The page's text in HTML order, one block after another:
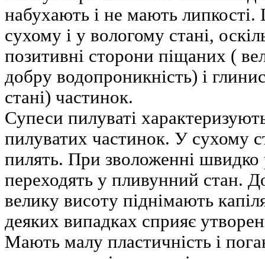
набухають і не мають липкості.
сухому і у вологому стані,
позитивні сторони піщаних (
добру водопроникність) і
стані) частинок.
Супеси пилуваті
пилуватих частинок. У сухому
пилять. При зволоженні швидко
переходять у пливунний стан.
велику висоту піднімають
деяких випадках сприяє
Мають малу пластичність і